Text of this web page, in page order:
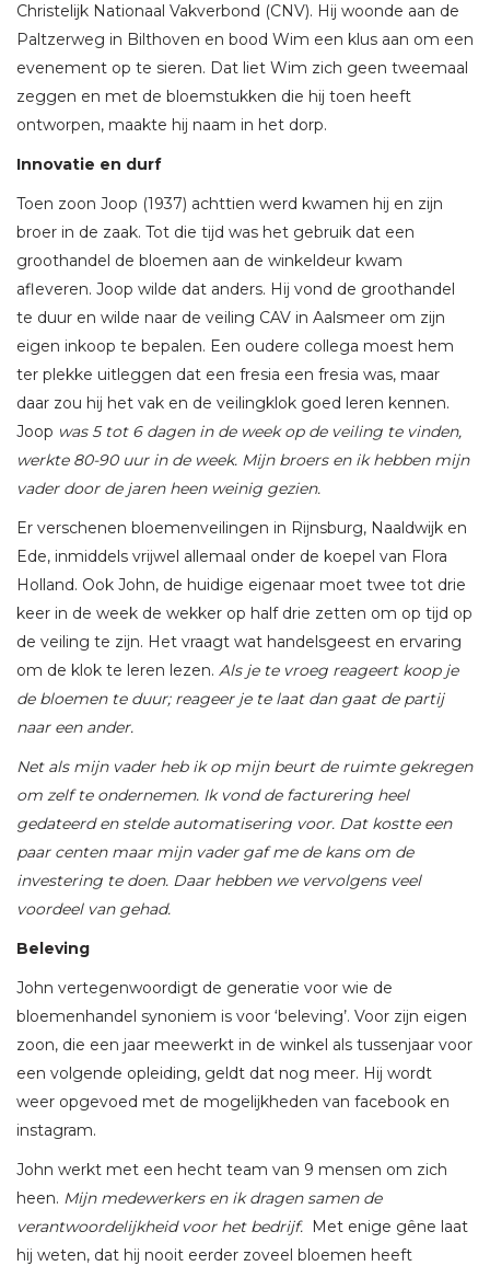
Christelijk Nationaal Vakverbond (CNV). Hij woonde aan de
Paltzerweg in Bilthoven en bood Wim een klus aan om een
evenement op te sieren. Dat liet Wim zich geen tweemaal
zeggen en met de bloemstukken die hij toen heeft
ontworpen, maakte hij naam in het dorp.
Innovatie en durf
Toen zoon Joop (1937) achttien werd kwamen hij en zijn
broer in de zaak. Tot die tijd was het gebruik dat een
groothandel de bloemen aan de winkeldeur kwam
afleveren. Joop wilde dat anders. Hij vond de groothandel
te duur en wilde naar de veiling CAV in Aalsmeer om zijn
eigen inkoop te bepalen. Een oudere collega moest hem
ter plekke uitleggen dat een fresia een fresia was, maar
daar zou hij het vak en de veilingklok goed leren kennen.
Joop was 5 tot 6 dagen in de week op de veiling te vinden,
werkte 80-90 uur in de week. Mijn broers en ik hebben mijn
vader door de jaren heen weinig gezien.
Er verschenen bloemenveilingen in Rijnsburg, Naaldwijk en
Ede, inmiddels vrijwel allemaal onder de koepel van Flora
Holland. Ook John, de huidige eigenaar moet twee tot drie
keer in de week de wekker op half drie zetten om op tijd op
de veiling te zijn. Het vraagt wat handelsgeest en ervaring
om de klok te leren lezen. Als je te vroeg reageert koop je
de bloemen te duur; reageer je te laat dan gaat de partij
naar een ander.
Net als mijn vader heb ik op mijn beurt de ruimte gekregen
om zelf te ondernemen. Ik vond de facturering heel
gedateerd en stelde automatisering voor. Dat kostte een
paar centen maar mijn vader gaf me de kans om de
investering te doen. Daar hebben we vervolgens veel
voordeel van gehad.
Beleving
John vertegenwoordigt de generatie voor wie de
bloemenhandel synoniem is voor ‘beleving’. Voor zijn eigen
zoon, die een jaar meewerkt in de winkel als tussenjaar voor
een volgende opleiding, geldt dat nog meer. Hij wordt
weer opgevoed met de mogelijkheden van facebook en
instagram.
John werkt met een hecht team van 9 mensen om zich
heen. Mijn medewerkers en ik dragen samen de
verantwoordelijkheid voor het bedrijf. Met enige gêne laat
hij weten, dat hij nooit eerder zoveel bloemen heeft